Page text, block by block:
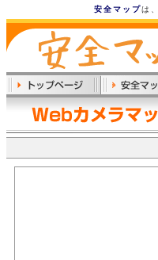
安全マップは